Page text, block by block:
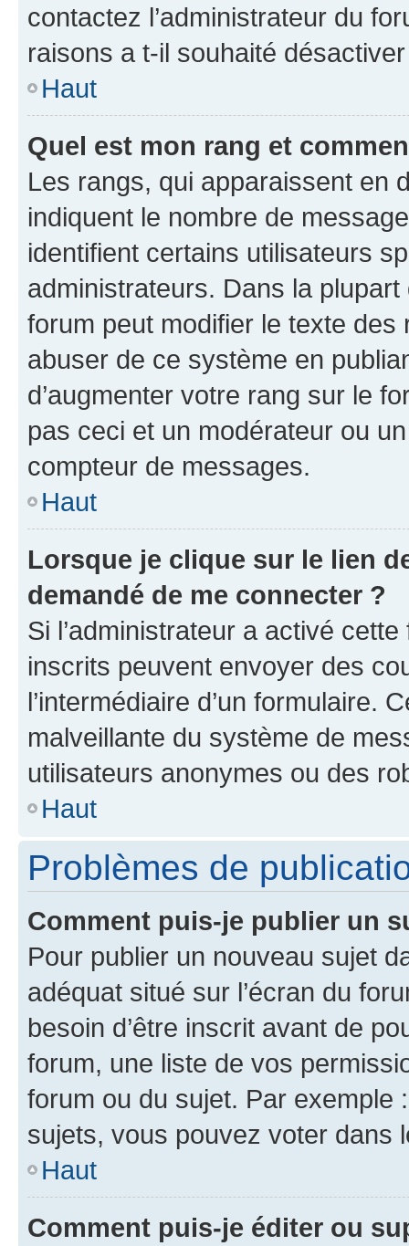
contactez l’administrateur du
raisons a t-il souhaité
Haut
Quel est mon rang et
Les rangs, qui apparaissent en
indiquent le nombre de
identifient certains utilisateurs
administrateurs. Dans la
forum peut modifier le texte
abuser de ce système en
d’augmenter votre rang sur le
pas ceci et un modérateur ou
compteur de messages.
Haut
Lorsque je clique sur le lien
demandé de me connecter ?
Si l’administrateur a activé
inscrits peuvent envoyer des
l’intermédiaire d’un formulaire.
malveillante du système de
utilisateurs anonymes ou des
Haut
Problèmes de
Comment puis-je publier un
Pour publier un nouveau sujet
adéquat situé sur l’écran du
besoin d’être inscrit avant de
forum, une liste de vos
forum ou du sujet. Par exemple
sujets, vous pouvez voter dans
Haut
Comment puis-je éditer ou